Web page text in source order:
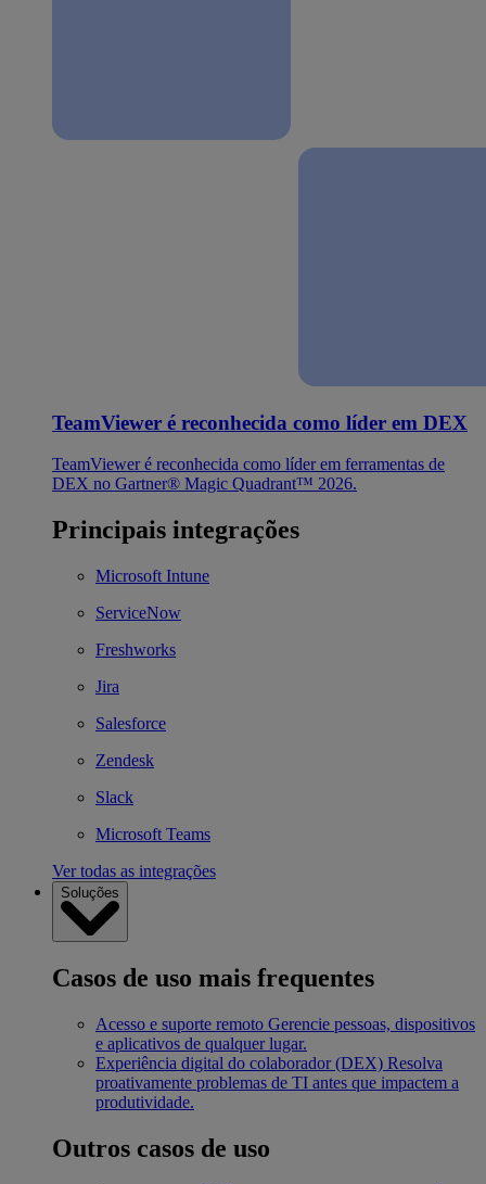
TeamViewer é reconhecida como líder em DEX
TeamViewer é reconhecida como líder em ferramentas de
DEX no Gartner® Magic Quadrant™ 2026.
Principais integrações
Microsoft Intune
ServiceNow
Freshworks
Jira
Salesforce
Zendesk
Slack
Microsoft Teams
Ver todas as integrações
Soluções
Casos de uso mais frequentes
Acesso e suporte remoto Gerencie pessoas, dispositivos
e aplicativos de qualquer lugar.
Experiência digital do colaborador (DEX) Resolva
proativamente problemas de TI antes que impactem a
produtividade.
Outros casos de uso